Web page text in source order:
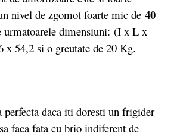
nivel de zgomot foarte mic de 40
urmatoarele dimensiuni: (I x L x
54,2 si o greutate de 20 Kg.
daca iti doresti un frigider
faca fata cu brio indiferent de